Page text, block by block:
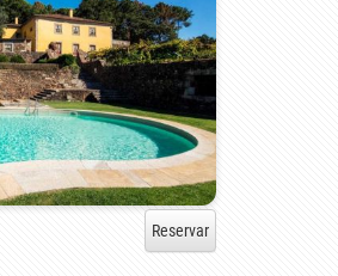
Reservar